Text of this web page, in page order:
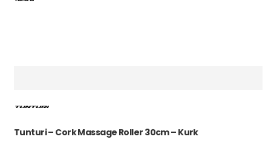
Tunturi – Cork Massage Roller 30cm – Kurk